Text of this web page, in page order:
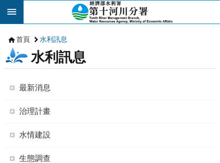
跳到主要內容區塊
首頁 水利訊息
水利訊息
最新消息
治理計畫
水情建設
生態調查